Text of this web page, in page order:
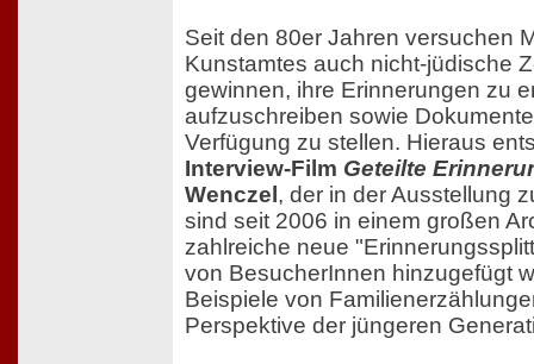
Seit den 80er Jahren versuchen
Kunstamtes auch nicht-jüdische
gewinnen, ihre Erinnerungen zu
aufzuschreiben sowie
Verfügung zu stellen. Hieraus
Interview-Film Geteilte
Wenczel , der in der Ausstellung
sind seit 2006 in einem großen
zahlreiche neue
von BesucherInnen hinzugefügt
Beispiele von
Perspektive der jüngeren